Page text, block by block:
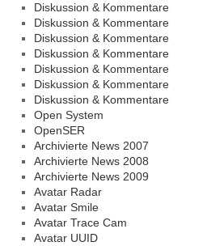
Diskussion & Kommentare
Diskussion & Kommentare
Diskussion & Kommentare
Diskussion & Kommentare
Diskussion & Kommentare
Diskussion & Kommentare
Diskussion & Kommentare
Open System
OpenSER
Archivierte News 2007
Archivierte News 2008
Archivierte News 2009
Avatar Radar
Avatar Smile
Avatar Trace Cam
Avatar UUID